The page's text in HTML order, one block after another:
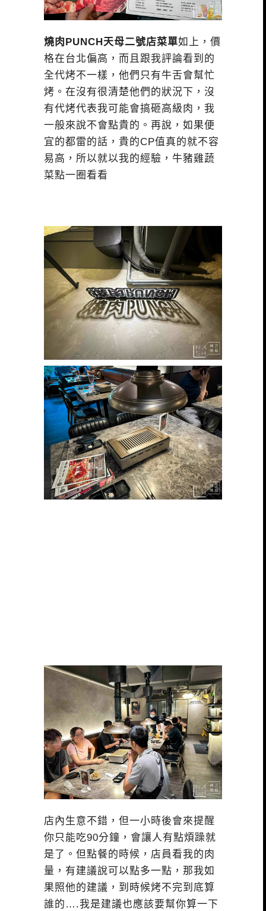
燒肉PUNCH天母二號店菜單如上，價
格在台北偏高，而且跟我評論看到的
全代烤不一樣，他們只有牛舌會幫忙
烤。在沒有很清楚他們的狀況下，沒
有代烤代表我可能會搞砸高級肉，我
一般來說不會點貴的。再說，如果便
宜的都雷的話，貴的CP值真的就不容
易高，所以就以我的經驗，牛豬雞蔬
菜點一圈看看
店內生意不錯，但一小時後會來提醒
你只能吃90分鐘，會讓人有點煩躁就
是了。但點餐的時候，店員看我的肉
量，有建議說可以點多一點，那我如
果照他的建議，到時候烤不完到底算
誰的….我是建議也應該要幫你算一下